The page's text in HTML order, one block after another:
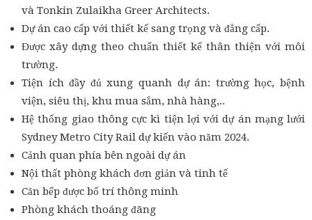
và Tonkin Zulaikha Greer Architects.
Dự án cao cấp với thiết kế sang trọng và đẳng cấp.
Được xây dựng theo chuẩn thiết kế thân thiện với môi
trường.
Tiện ích đầy đủ xung quanh dự án: trường học, bệnh
viện, siêu thị, khu mua sắm, nhà hàng,..
Hệ thống giao thông cực kì tiện lợi với dự án mạng lưới
Sydney Metro City Rail dự kiến vào năm 2024.
Cảnh quan phía bên ngoài dự án
Nội thất phòng khách đơn giản và tinh tế
Căn bếp được bố trí thông minh
Phòng khách thoáng đãng